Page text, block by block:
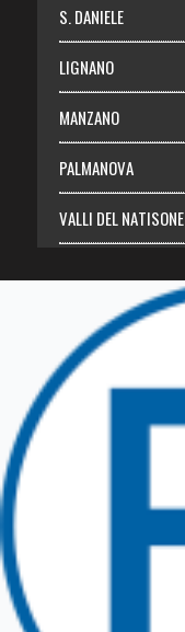
S. DANIELE
LIGNANO
MANZANO
PALMANOVA
VALLI DEL NATISONE
TRICESIMO
TARCENTO
GEMONA DEL FRIULI